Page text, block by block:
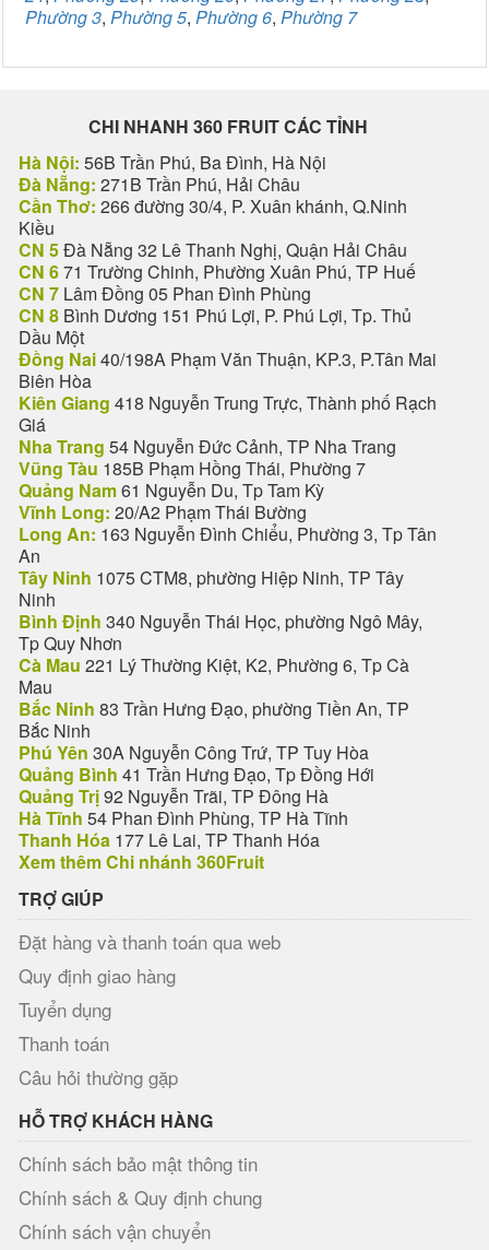
Phường 3, Phường 5, Phường 6, Phường 7
CHI NHANH 360 FRUIT CÁC TỈNH
Hà Nội: 56B Trần Phú, Ba Đình, Hà Nội
Đà Nẵng: 271B Trần Phú, Hải Châu
Cần Thơ: 266 đường 30/4, P. Xuân khánh, Q.Ninh
Kiều
CN 5Đà Nẵng 32 Lê Thanh Nghị, Quận Hải Châu
CN 671 Trường Chinh, Phường Xuân Phú, TP Huế
CN 7 Lâm Đồng 05 Phan Đình Phùng
CN 8 Bình Dương 151 Phú Lợi, P. Phú Lợi, Tp. Thủ
Dầu Một
Đồng Nai40/198A Phạm Văn Thuận, KP.3, P.Tân Mai
Biên Hòa
Kiên Giang 418 Nguyễn Trung Trực, Thành phố Rạch
Giá
Nha Trang 54 Nguyễn Đức Cảnh, TP Nha Trang
Vũng Tàu 185B Phạm Hồng Thái, Phường 7
Quảng Nam61 Nguyễn Du, Tp Tam Kỳ
Vĩnh Long: 20/A2 Phạm Thái Bường
Long An: 163 Nguyễn Đình Chiểu, Phường 3, Tp Tân
An
Tây Ninh 1075 CTM8, phường Hiệp Ninh, TP Tây
Ninh
Bình Định 340 Nguyễn Thái Học, phường Ngô Mây,
Tp Quy Nhơn
Cà Mau 221 Lý Thường Kiệt, K2, Phường 6, Tp Cà
Mau
Bắc Ninh 83 Trần Hưng Đạo, phường Tiền An, TP
Bắc Ninh
Phú Yên 30A Nguyễn Công Trứ, TP Tuy Hòa
Quảng Bình 41 Trần Hưng Đạo, Tp Đồng Hới
Quảng Trị92 Nguyễn Trãi, TP Đông Hà
Hà Tĩnh 54 Phan Đình Phùng, TP Hà Tĩnh
Thanh Hóa 177 Lê Lai, TP Thanh Hóa
Xem thêm Chi nhánh 360Fruit
TRỢ GIÚP
Đặt hàng và thanh toán qua web
Quy định giao hàng
Tuyển dụng
Thanh toán
Câu hỏi thường gặp
HỖ TRỢ KHÁCH HÀNG
Chính sách bảo mật thông tin
Chính sách & Quy định chung
Chính sách vận chuyển